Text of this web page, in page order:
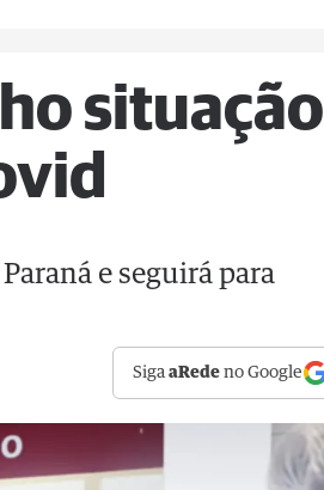
situação
e seguirá para
SigaaRede no Google